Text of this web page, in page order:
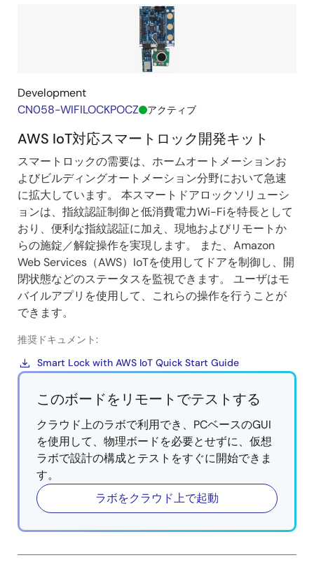
Development
CN058-WIFILOCKPOCZ
アクティブ
AWS IoT対応スマートロック開発キット
スマートロックの需要は、ホームオートメーションお
よびビルディングオートメーション分野において急速
に拡大しています。 本スマートドアロックソリューシ
ョンは、指紋認証制御と低消費電力Wi-Fiを特長として
おり、便利な指紋認証に加え、現地およびリモートか
らの施錠／解錠操作を実現します。 また、Amazon
Web Services（AWS）IoTを使用してドアを制御し、開
閉状態などのステータスを監視できます。 ユーザはモ
バイルアプリを使用して、これらの操作を行うことが
できます。
推奨ドキュメント:
Smart Lock with AWS IoT Quick Start Guide
このボードをリモートでテストする
クラウド上のラボで利用でき、PCベースのGUI
を使用して、物理ボードを必要とせずに、仮想
ラボで設計の構成とテストをすぐに開始できま
す。
ラボをクラウド上で起動